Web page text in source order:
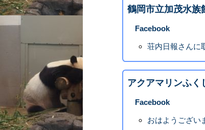
鶴岡市立加茂水族
Facebook
荘内日報さんに
アクアマリンふく
Facebook
おはようござい